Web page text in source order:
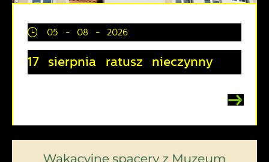
05 - 08 - 2026
17 sierpnia ratusz nieczynny